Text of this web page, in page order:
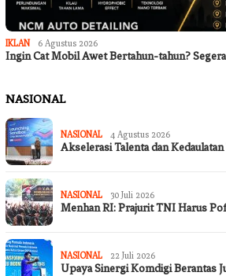
IKLAN 6 Agustus 2026
Ingin Cat Mobil Awet Bertahun-tahun?
NASIONAL
NASIONAL 4 Agustus 2026
Akselerasi Talenta dan
NASIONAL 30 Juli 2026
Menhan RI: Prajurit TNI Harus
NASIONAL 22 Juli 2026
Upaya Sinergi Komdigi Berantas